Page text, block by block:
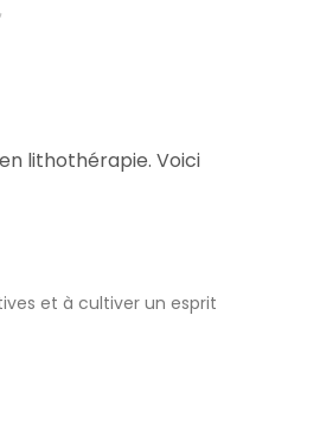
lithothérapie. Voici
et à cultiver un esprit